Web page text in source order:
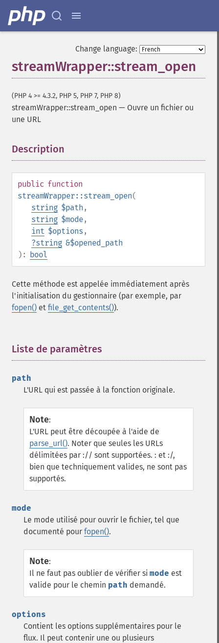
Change language:
streamWrapper::stream_open
(PHP 4 >= 4.3.2, PHP 5, PHP 7, PHP 8)
streamWrapper::stream_open — Ouvre un fichier ou
une URL
Description
public function
streamWrapper::stream_open(
string $path ,
string $mode,
int $options ,
?string &$opened_path
): bool
Cette méthode est appelée immédiatement après
l'initialisation du gestionnaire (par exemple, par
fopen() et file_get_contents()).
Liste de paramètres
path
L'URL qui est passée à la fonction originale.
Note:
L'URL peut être découpée à l'aide de
parse_url(). Noter que seules les URLs
délimitées par :// sont supportées. : et :/,
bien que techniquement valides, ne sont pas
supportés.
mode
Le mode utilisé pour ouvrir le fichier, tel que
documenté pour fopen().
Note:
Il ne faut pas oublier de vérifier si mode est
valide pour le chemin path demandé.
options
Contient les options supplémentaires pour le
flux. Il peut contenir une ou plusieurs